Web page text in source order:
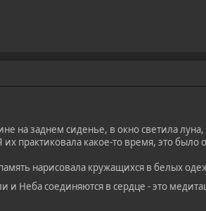
на заднем сиденье, в окно светила
практиковала какое-то время, это было
нарисовала кружащихся в белых
и Неба соединяются в сердце - это